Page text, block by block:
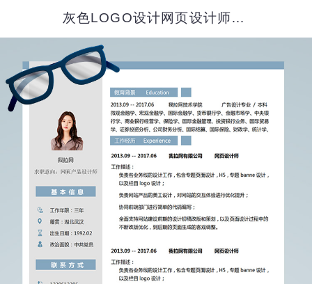
灰色LOGO设计网页设计师简历